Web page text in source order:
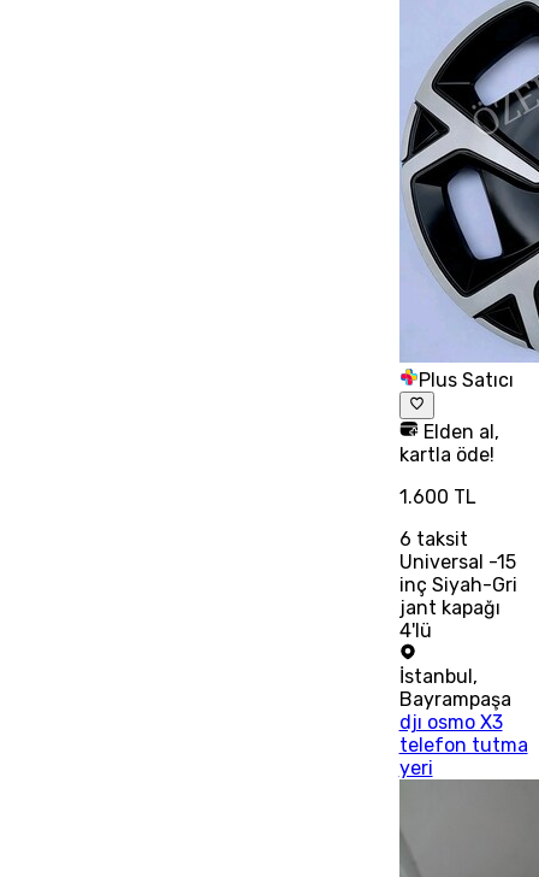
Plus Satıcı
Elden al,
kartla öde!
1.600 TL
6 taksit
Universal -15
inç Siyah-Gri
jant kapağı
4'lü
İstanbul,
Bayrampaşa
djı osmo X3
telefon tutma
yeri